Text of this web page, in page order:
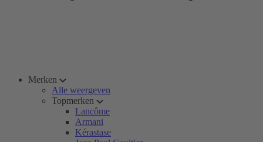
Merken
Alle weergeven
Topmerken
Lancôme
Armani
Kérastase